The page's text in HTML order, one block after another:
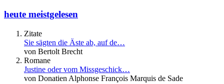
heute meistgelesen
Zitate
Sie sägten die Äste ab, auf de…
von Bertolt Brecht
Romane
Justine oder vom Missgeschick…
von Donatien Alphonse François Marquis de Sade